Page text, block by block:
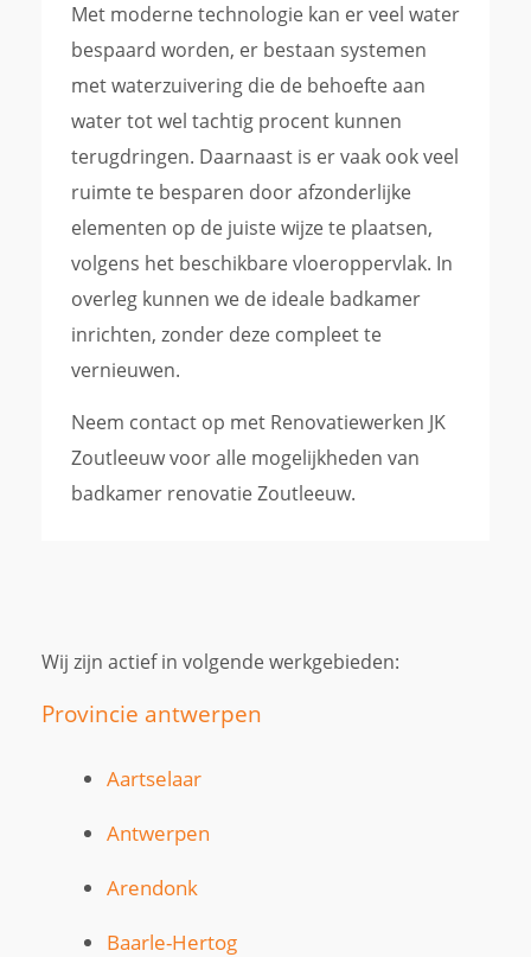
Met moderne technologie kan er veel water
bespaard worden, er bestaan systemen
met waterzuivering die de behoefte aan
water tot wel tachtig procent kunnen
terugdringen. Daarnaast is er vaak ook veel
ruimte te besparen door afzonderlijke
elementen op de juiste wijze te plaatsen,
volgens het beschikbare vloeroppervlak. In
overleg kunnen we de ideale badkamer
inrichten, zonder deze compleet te
vernieuwen.
Neem contact op met Renovatiewerken JK
Zoutleeuw voor alle mogelijkheden van
badkamer renovatie Zoutleeuw.
Wij zijn actief in volgende werkgebieden:
Provincie antwerpen
Aartselaar
Antwerpen
Arendonk
Baarle-Hertog